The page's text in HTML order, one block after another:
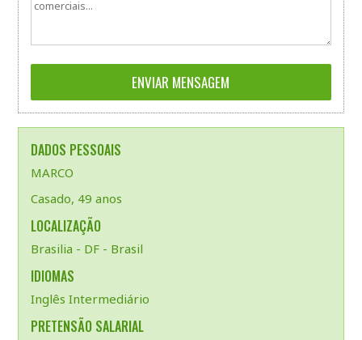
DADOS PESSOAIS
MARCO
Casado, 49 anos
LOCALIZAÇÃO
Brasilia - DF - Brasil
IDIOMAS
Inglês Intermediário
PRETENSÃO SALARIAL